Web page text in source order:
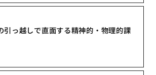
引っ越しで直面する精神的・物理的課